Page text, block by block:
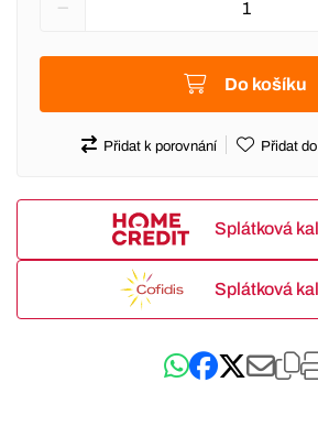
Do košíku
Přidat k porovnání Přidat
Splátková
Splátková